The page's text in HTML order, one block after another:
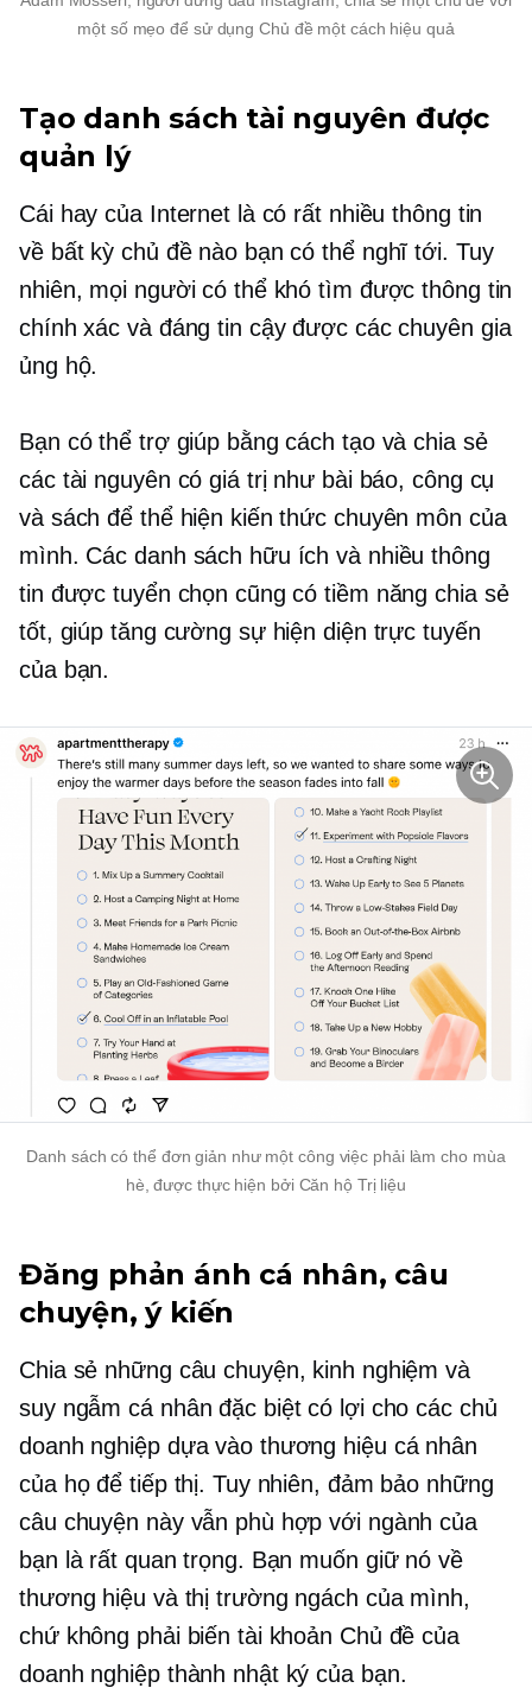
một số mẹo để sử dụng Chủ đề một cách hiệu quả
Tạo danh sách tài nguyên được
quản lý
Cái hay của Internet là có rất nhiều thông tin
về bất kỳ chủ đề nào bạn có thể nghĩ tới. Tuy
nhiên, mọi người có thể khó tìm được thông tin
chính xác và đáng tin cậy được các chuyên gia
ủng hộ.
Bạn có thể trợ giúp bằng cách tạo và chia sẻ
các tài nguyên có giá trị như bài báo, công cụ
và sách để thể hiện kiến ​​thức chuyên môn của
mình. Các danh sách hữu ích và nhiều thông
tin được tuyển chọn cũng có tiềm năng chia sẻ
tốt, giúp tăng cường sự hiện diện trực tuyến
của bạn.
Danh sách có thể đơn giản như mộtcông việc phải làm cho mùa
hè, được thực hiện bởi Căn hộ Trị liệu
Đăng phản ánh cá nhân, câu
chuyện, ý kiến
Chia sẻ những câu chuyện, kinh nghiệm và
suy ngẫm cá nhân đặc biệt có lợi cho các chủ
doanh nghiệp dựa vào thương hiệu cá nhân
của họ để tiếp thị. Tuy nhiên, đảm bảo những
câu chuyện này vẫn phù hợp với ngành của
bạn là rất quan trọng. Bạn muốn giữ nó về
thương hiệu và thị trường ngách của mình,
chứ không phải biến tài khoản Chủ đề của
doanh nghiệp thành nhật ký của bạn.